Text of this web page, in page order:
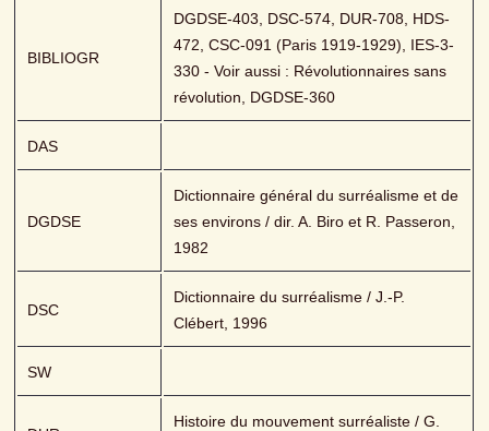
BIBLIOGR
DGDSE-403, DSC-574, DUR-708, HDS-
472, CSC-091 (Paris 1919-1929), IES-3-
330 - Voir aussi : Révolutionnaires sans
révolution, DGDSE-360
DAS
DGDSE
Dictionnaire général du surréalisme et de
ses environs / dir. A. Biro et R. Passeron,
1982
DSC
Dictionnaire du surréalisme / J.-P.
Clébert, 1996
SW
Histoire du mouvement surréaliste / G.